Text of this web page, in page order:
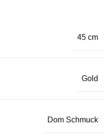
45 cm
Gold
Dom Schmuck